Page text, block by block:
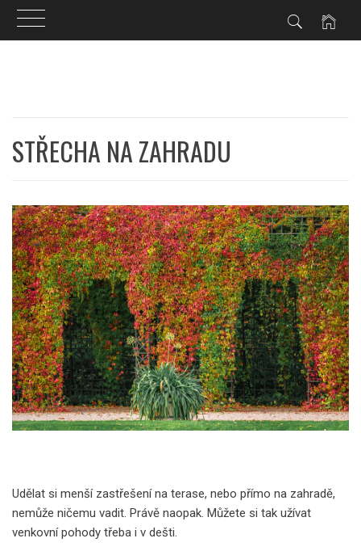
STŘECHA NA ZAHRADU
Udělat si menší zastřešení na terase, nebo přímo na zahradě,
nemůže ničemu vadit. Právě naopak. Můžete si tak užívat
venkovní pohody třeba i v dešti.